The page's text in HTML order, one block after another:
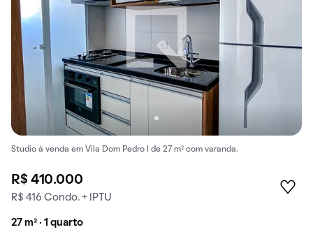
Studio à venda em Vila Dom Pedro I de 27 m² com varanda.
R$ 410.000
R$ 416 Condo. + IPTU
27 m² · 1 quarto